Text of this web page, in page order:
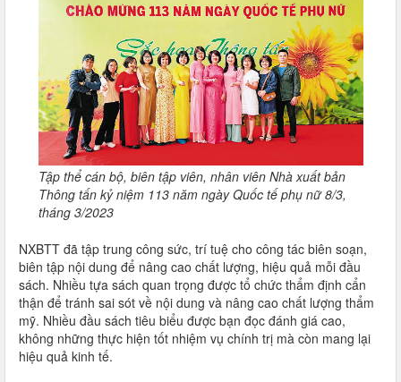
Tập thể cán bộ, biên tập viên, nhân viên Nhà xuất bản
Thông tấn kỷ niệm 113 năm ngày Quốc tế phụ nữ 8/3,
tháng 3/2023
NXBTT đã tập trung công sức, trí tuệ cho công tác biên soạn,
biên tập nội dung để nâng cao chất lượng, hiệu quả mỗi đầu
sách. Nhiều tựa sách quan trọng được tổ chức thẩm định cẩn
thận để tránh sai sót về nội dung và nâng cao chất lượng thẩm
mỹ. Nhiều đầu sách tiêu biểu được bạn đọc đánh giá cao,
không những thực hiện tốt nhiệm vụ chính trị mà còn mang lại
hiệu quả kinh tế.